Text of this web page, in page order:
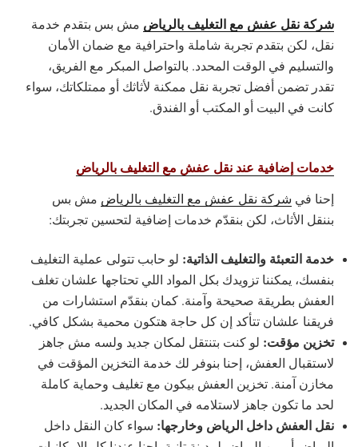
شركة نقل عفش مع التغليف بالرياض مش بس بتقدم خدمة
نقل، لكن بتقدم تجربة شاملة واحترافية مع ضمان الأمان
والتسليم في الوقت المحدد. بالتواصل المبكر مع الفريق،
تقدر تضمن أفضل تجربة نقل ممكنة لأثاثك أو ممتلكاتك، سواء
كانت في البيت أو المكتب أو الفندق.
خدمات إضافية عند نقل عفش مع التغليف بالرياض
إحنا في شركة نقل عفش مع التغليف بالرياض مش بس
بننقل الأثاث، لكن بنقدّم خدمات إضافية لتحسين تجربتك:
خدمة التعبئة والتغليف الذاتية: لو حابب تتولى عملية التغليف
بنفسك، يمكننا تزويدك بكل المواد اللي تحتاجها علشان تغلف
العفش بطريقة صحيحة وآمنة. كمان بنقدّم استشارات من
فريقنا علشان تتأكد إن كل حاجة هتكون محمية بشكل كافي.
تخزين مؤقت: لو كنت بتنتقل لمكان جديد ولسه مش جاهز
لاستقبال العفش، إحنا بنوفر لك خدمة التخزين المؤقت في
مخازن آمنة. تخزين العفش بيكون مع تغليف وحماية كاملة
لحد ما تكون جاهز لاستلامه في المكان الجديد.
نقل العفش داخل الرياض وخارجها: سواء كان النقل داخل